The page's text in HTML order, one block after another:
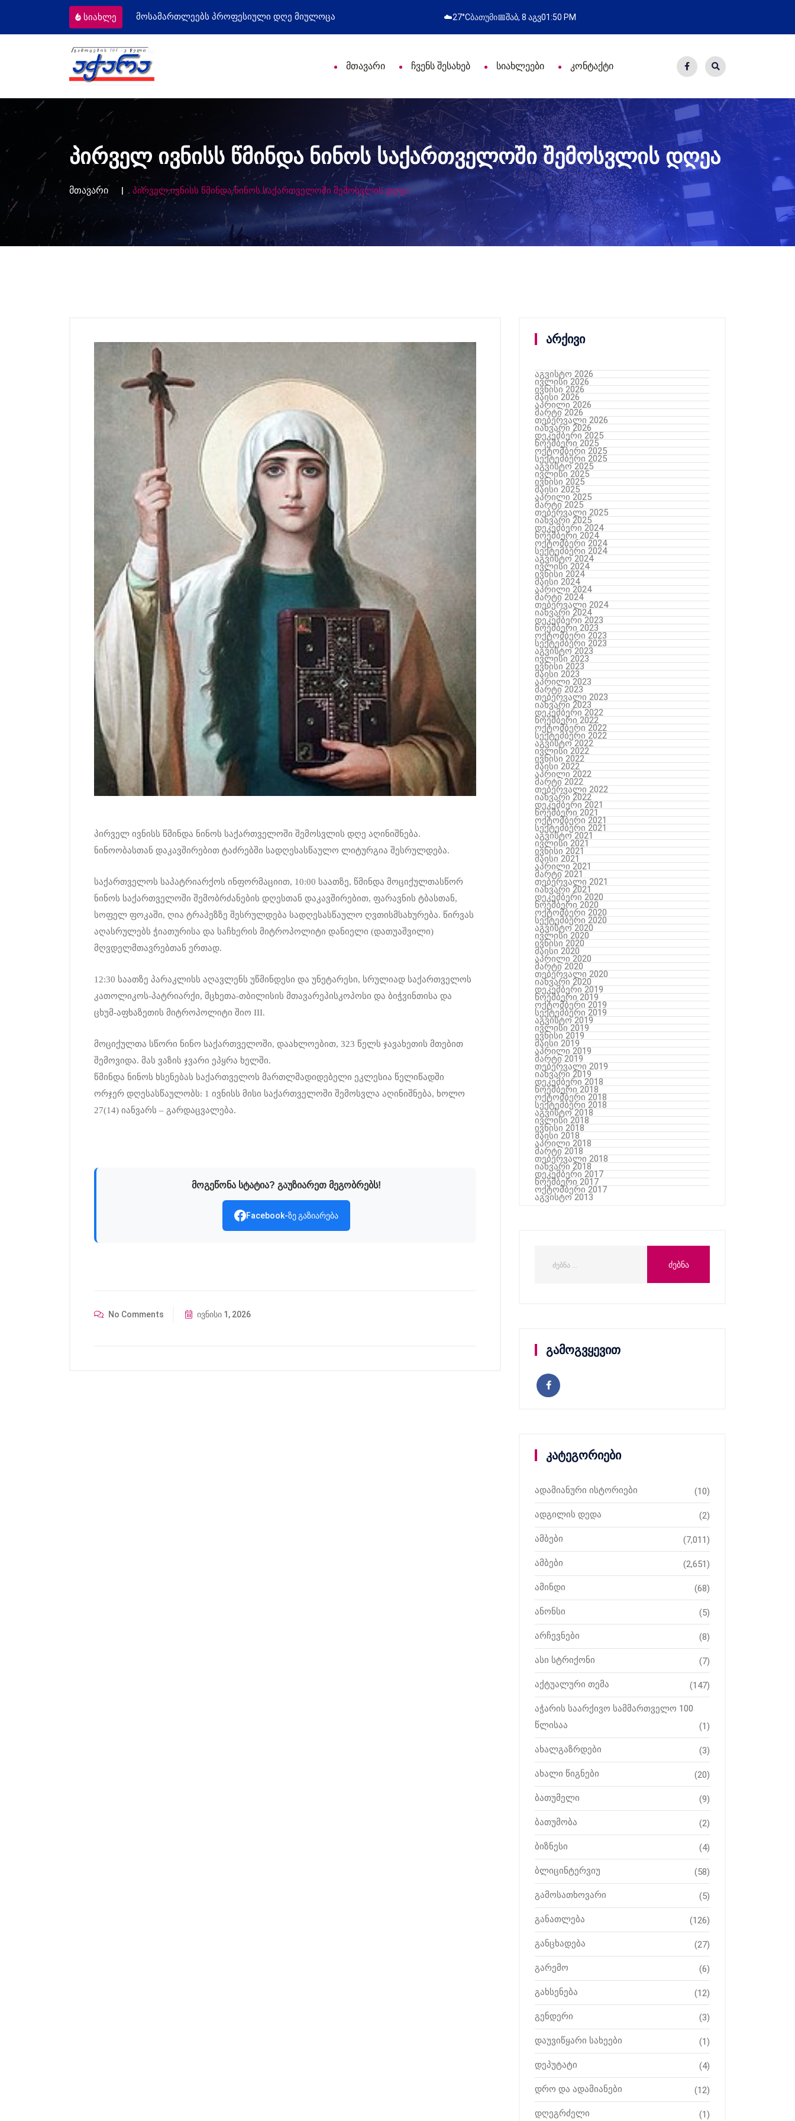
სიახლე
მოსამართლეებს პროფესიული დღე მიულოცა წარმატებული გამოსვლა ☁️27°Cბათუმი📅შაბ, 8 აგვ01:50 PM
მთავარი ჩვენს შესახებ სიახლეები კონტაქტი
პირველ ივნისს წმინდა ნინოს საქართველოში შემოსვლის დღეა
მთავარი პირველ ივნისს წმინდა ნინოს საქართველოში შემოსვლის დღეა
პირველ ივნისს წმინდა ნინოს საქართველოში შემოსვლის დღე აღინიშნება.
ნინოობასთან დაკავშირებით ტაძრებში სადღესასწაულო ლიტურგია შესრულდება.
საქართველოს საპატრიარქოს ინფორმაციით, 10:00 საათზე, წმინდა მოციქულთასწორ
ნინოს საქართველოში შემობრძანების დღესთან დაკავშირებით, ფარავნის ტბასთან,
სოფელ ფოკაში, ღია ტრაპეზზე შესრულდება სადღესასწაულო ღვთისმსახურება. წირვას
აღასრულებს ჭიათურისა და საჩხერის მიტროპოლიტი დანიელი (დათუაშვილი)
მღვდელმთავრებთან ერთად.
12:30 საათზე პარაკლისს აღავლენს უწმინდესი და უნეტარესი, სრულიად საქართველოს
კათოლიკოს-პატრიარქი, მცხეთა-თბილისის მთავარეპისკოპოსი და ბიჭვინთისა და
ცხუმ-აფხაზეთის მიტროპოლიტი შიო III.
მოციქულთა სწორი ნინო საქართველოში, დაახლოებით, 323 წელს ჯავახეთის მთებით
შემოვიდა. მას ვაზის ჯვარი ეპყრა ხელში.
წმინდა ნინოს ხსენებას საქართველოს მართლმადიდებელი ეკლესია წელიწადში
ორჯერ დღესასწაულობს: 1 ივნისს მისი საქართველოში შემოსვლა აღინიშნება, ხოლო
27(14) იანვარს – გარდაცვალება.
მოგეწონა სტატია? გაუზიარეთ მეგობრებს!
Facebook-ზე გაზიარება
No Comments ივნისი 1, 2026
არქივი
აგვისტო 2026
ივლისი 2026
ივნისი 2026
მაისი 2026
აპრილი 2026
მარტი 2026
თებერვალი 2026
იანვარი 2026
დეკემბერი 2025
ნოემბერი 2025
ოქტომბერი 2025
სექტემბერი 2025
აგვისტო 2025
ივლისი 2025
ივნისი 2025
მაისი 2025
აპრილი 2025
მარტი 2025
თებერვალი 2025
იანვარი 2025
დეკემბერი 2024
ნოემბერი 2024
ოქტომბერი 2024
სექტემბერი 2024
აგვისტო 2024
ივლისი 2024
ივნისი 2024
მაისი 2024
აპრილი 2024
მარტი 2024
თებერვალი 2024
იანვარი 2024
დეკემბერი 2023
ნოემბერი 2023
ოქტომბერი 2023
სექტემბერი 2023
აგვისტო 2023
ივლისი 2023
ივნისი 2023
მაისი 2023
აპრილი 2023
მარტი 2023
თებერვალი 2023
იანვარი 2023
დეკემბერი 2022
ნოემბერი 2022
ოქტომბერი 2022
სექტემბერი 2022
აგვისტო 2022
ივლისი 2022
ივნისი 2022
მაისი 2022
აპრილი 2022
მარტი 2022
თებერვალი 2022
იანვარი 2022
დეკემბერი 2021
ნოემბერი 2021
ოქტომბერი 2021
სექტემბერი 2021
აგვისტო 2021
ივლისი 2021
ივნისი 2021
მაისი 2021
აპრილი 2021
მარტი 2021
თებერვალი 2021
იანვარი 2021
დეკემბერი 2020
ნოემბერი 2020
ოქტომბერი 2020
სექტემბერი 2020
აგვისტო 2020
ივლისი 2020
ივნისი 2020
მაისი 2020
აპრილი 2020
მარტი 2020
თებერვალი 2020
იანვარი 2020
დეკემბერი 2019
ნოემბერი 2019
ოქტომბერი 2019
სექტემბერი 2019
აგვისტო 2019
ივლისი 2019
ივნისი 2019
მაისი 2019
აპრილი 2019
მარტი 2019
თებერვალი 2019
იანვარი 2019
დეკემბერი 2018
ნოემბერი 2018
ოქტომბერი 2018
სექტემბერი 2018
აგვისტო 2018
ივლისი 2018
ივნისი 2018
მაისი 2018
აპრილი 2018
მარტი 2018
თებერვალი 2018
იანვარი 2018
დეკემბერი 2017
ნოემბერი 2017
ოქტომბერი 2017
აგვისტო 2013
გამოგვყევით
კატეგორიები
ადამიანური ისტორიები (10)
ადგილის დედა (2)
ამბები (7,011)
ამბები (2,651)
ამინდი (68)
ანონსი (5)
არჩევნები (8)
ასი სტრიქონი (7)
აქტუალური თემა (147)
აჭარის საარქივო სამმართველო 100
წლისაა
(1)
ახალგაზრდები (3)
ახალი წიგნები (20)
ბათუმელი (9)
ბათუმობა (2)
ბიზნესი (4)
ბლიცინტერვიუ (58)
გამოსათხოვარი (5)
განათლება (126)
განცხადება (27)
გარემო (6)
გახსენება (12)
გენდერი (3)
დაუვიწყარი სახეები (1)
დეპუტატი (4)
დრო და ადამიანები (12)
დღეგრძელი (1)